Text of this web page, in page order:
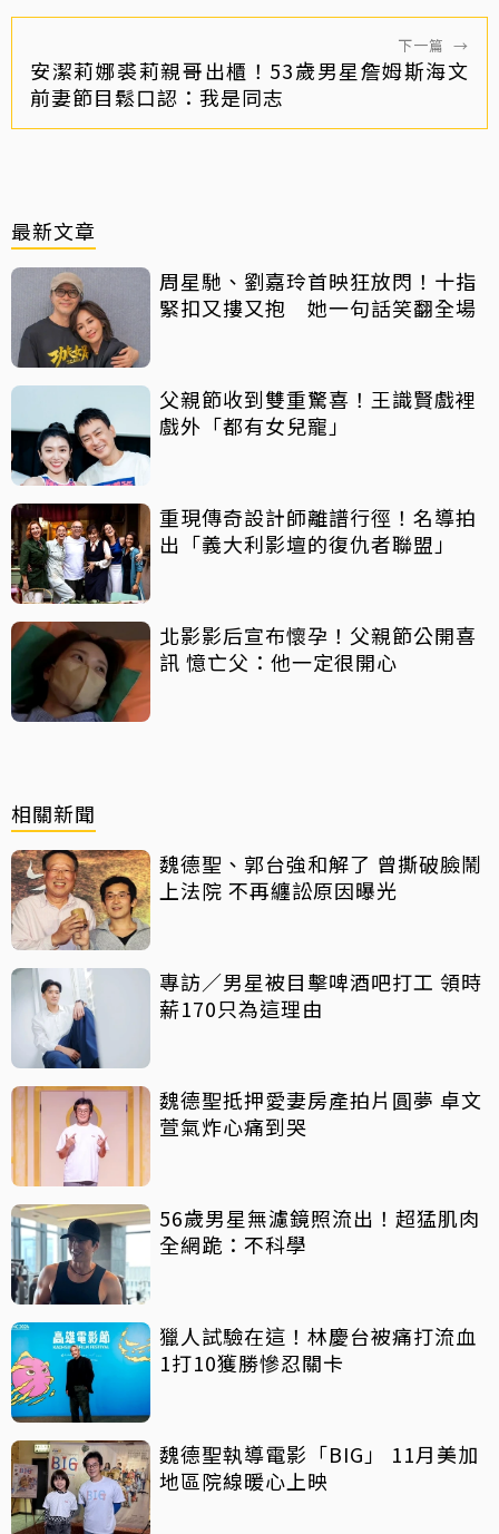
下一篇 →
安潔莉娜裘莉親哥出櫃！53歲男星詹姆斯海文
前妻節目鬆口認：我是同志
最新文章
周星馳、劉嘉玲首映狂放閃！十指
緊扣又摟又抱 她一句話笑翻全場
父親節收到雙重驚喜！王識賢戲裡
戲外「都有女兒寵」
重現傳奇設計師離譜行徑！名導拍
出「義大利影壇的復仇者聯盟」
北影影后宣布懷孕！父親節公開喜
訊 憶亡父：他一定很開心
相關新聞
魏德聖、郭台強和解了 曾撕破臉鬧
上法院 不再纏訟原因曝光
專訪／男星被目擊啤酒吧打工 領時
薪170只為這理由
魏德聖抵押愛妻房產拍片圓夢 卓文
萱氣炸心痛到哭
56歲男星無濾鏡照流出！超猛肌肉
全網跪：不科學
獵人試驗在這！林慶台被痛打流血
1打10獲勝慘忍關卡
魏德聖執導電影「BIG」 11月美加
地區院線暖心上映